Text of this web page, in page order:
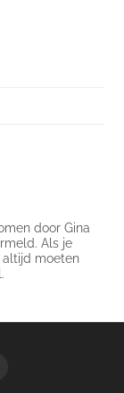
door Gina
Als je
moeten